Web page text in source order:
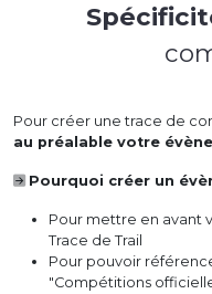
Pour créer une trace de
au préalable votre
Pourquoi créer un
Pour mettre en avant
Trace de Trail
Pour pouvoir
"Compétitions